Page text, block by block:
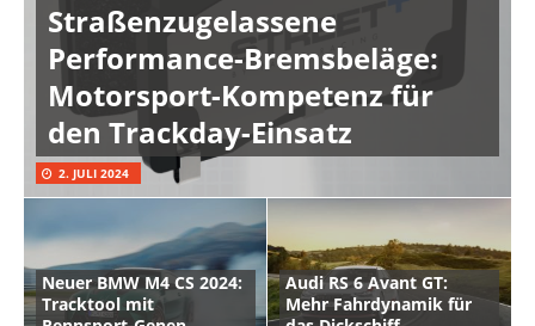
Straßenzugelassene
Performance-Bremsbeläge:
Motorsport-Kompetenz für
den Trackday-Einsatz
2. JULI 2024
Neuer BMW M4 CS 2024:
Tracktool mit
Audi RS 6 Avant GT:
Mehr Fahrdynamik für